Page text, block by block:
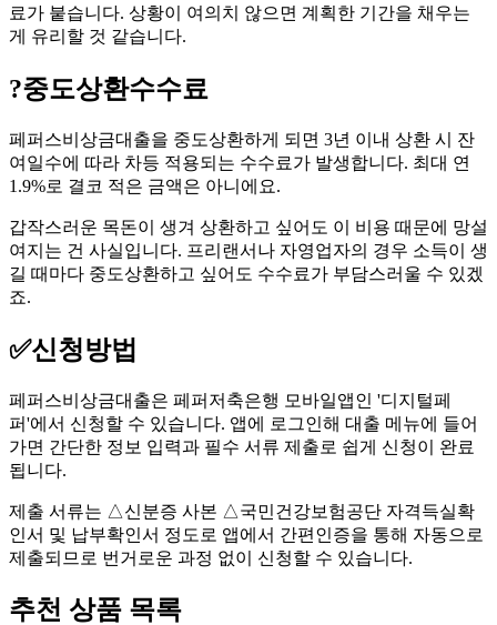
료가 붙습니다. 상황이 여의치 않으면 계획한 기간을 채우는
게 유리할 것 같습니다.
?중도상환수수료
페퍼스비상금대출을 중도상환하게 되면 3년 이내 상환 시 잔
여일수에 따라 차등 적용되는 수수료가 발생합니다. 최대 연
1.9%로 결코 적은 금액은 아니에요.
갑작스러운 목돈이 생겨 상환하고 싶어도 이 비용 때문에 망설
여지는 건 사실입니다. 프리랜서나 자영업자의 경우 소득이 생
길 때마다 중도상환하고 싶어도 수수료가 부담스러울 수 있겠
죠.
✅신청방법
페퍼스비상금대출은 페퍼저축은행 모바일앱인 '디지털페
퍼'에서 신청할 수 있습니다. 앱에 로그인해 대출 메뉴에 들어
가면 간단한 정보 입력과 필수 서류 제출로 쉽게 신청이 완료
됩니다.
제출 서류는 △신분증 사본 △국민건강보험공단 자격득실확
인서 및 납부확인서 정도로 앱에서 간편인증을 통해 자동으로
제출되므로 번거로운 과정 없이 신청할 수 있습니다.
추천 상품 목록